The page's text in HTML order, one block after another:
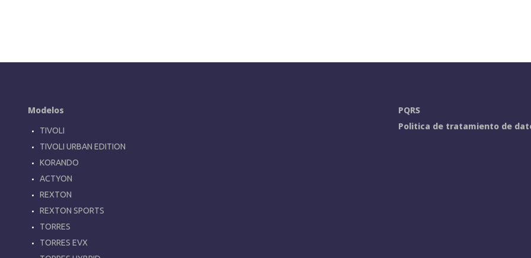
Modelos
TIVOLI
TIVOLI URBAN EDITION
KORANDO
ACTYON
REXTON
REXTON SPORTS
TORRES
TORRES EVX
PQRS
Politica de tratamiento de